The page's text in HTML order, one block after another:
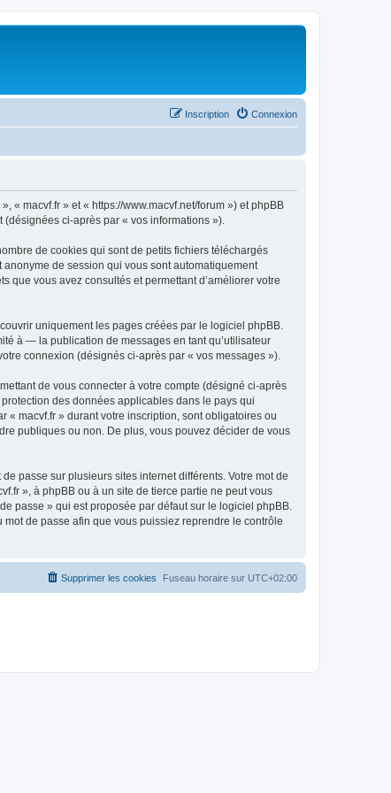
Connexion
Inscription
« macvf.fr » et « https://www.macvf.net/forum ») et phpBB
ci-après par « vos informations »).
de cookies qui sont de petits fichiers téléchargés
de session qui vous sont automatiquement
que vous avez consultés et permettant d’améliorer votre
uniquement les pages créées par le logiciel phpBB.
à — la publication de messages en tant qu’utilisateur
connexion (désignés ci-après par « vos messages »).
de vous connecter à votre compte (désigné ci-après
des données applicables dans le pays qui
« macvf.fr » durant votre inscription, sont obligatoires ou
publiques ou non. De plus, vous pouvez décider de vous
passe sur plusieurs sites internet différents. Votre mot de
», à phpBB ou à un site de tierce partie ne peut vous
passe » qui est proposée par défaut sur le logiciel phpBB.
de passe afin que vous puissiez reprendre le contrôle
Fuseau horaire sur UTC+02:00
Supprimer les cookies